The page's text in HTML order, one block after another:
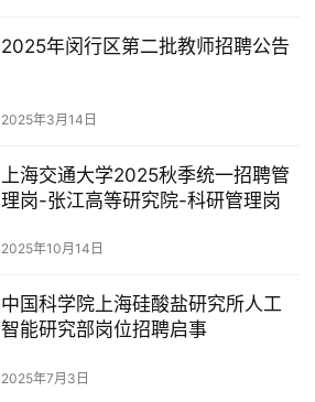
2025年闵行区第二批教师招聘公告
2025年3月14日
上海交通大学2025秋季统一招聘管
理岗-张江高等研究院-科研管理岗
2025年10月14日
中国科学院上海硅酸盐研究所人工
智能研究部岗位招聘启事
2025年7月3日